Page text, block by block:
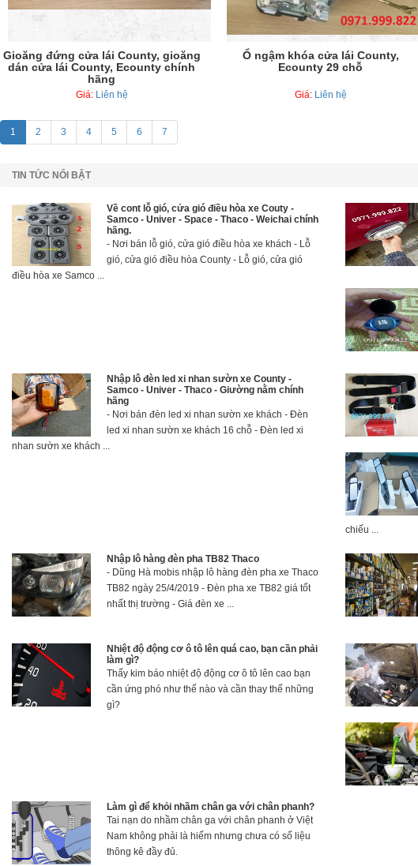
Gioăng đứng cửa lái County, gioăng
dán cửa lái County, Ecounty chính
hãng
Giá: Liên hệ
Ổ ngậm khóa cửa lái County,
Ecounty 29 chỗ
Giá: Liên hệ
1 2 3 4 5 6 7
TIN TỨC NỔI BẬT
Về cont lỗ gió, cửa gió điều hòa xe Couty -
Samco - Univer - Space - Thaco - Weichai chính
hãng.
- Nơi bán lỗ gió, cửa gió điều hòa xe khách - Lỗ
gió, cửa gió điều hòa County - Lỗ gió, cửa gió
điều hòa xe Samco ...
Nhập lô đèn led xi nhan sườn xe County -
Samco - Univer - Thaco - Giường nằm chính
hãng
- Nơi bán đèn led xi nhan sườn xe khách - Đèn
led xi nhan sườn xe khách 16 chỗ - Đèn led xi
nhan sườn xe khách ...
chiếu ...
Nhập lô hàng đèn pha TB82 Thaco
- Dũng Hà mobis nhập lô hàng đèn pha xe Thaco
TB82 ngày 25/4/2019 - Đèn pha xe TB82 giá tốt
nhất thị trường - Giá đèn xe ...
Nhiệt độ động cơ ô tô lên quá cao, bạn cần phải
làm gì?
Thấy kim báo nhiệt độ động cơ ô tô lên cao bạn
cần ứng phó như thế nào và cần thay thế những
gì?
Làm gì để khỏi nhầm chân ga với chân phanh?
Tai nạn do nhầm chân ga với chân phanh ở Việt
Nam không phải là hiếm nhưng chưa có số liệu
thông kê đầy đủ.